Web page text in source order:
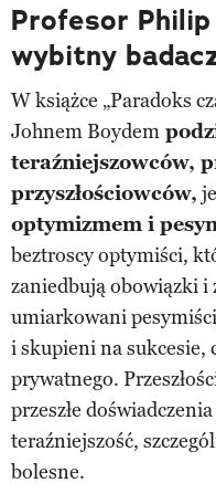
Profesor
wybitny
W książce „Paradoks
Johnem Boydem
teraźniejszowców,
przyszłościowców,
optymizmem i
beztroscy optymiści,
zaniedbują obowiązki i
umiarkowani
i skupieni na sukcesie,
prywatnego.
przeszłe
teraźniejszość,
bolesne.